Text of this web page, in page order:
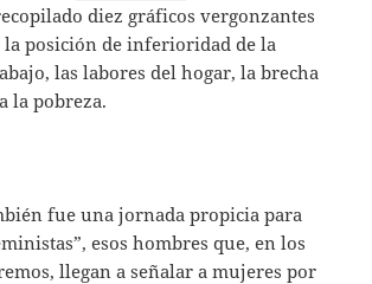
diez gráficos vergonzantes
posición de inferioridad de la
las labores del hogar, la brecha
la pobreza.
fue una jornada propicia para
esos hombres que, en los
llegan a señalar a mujeres por